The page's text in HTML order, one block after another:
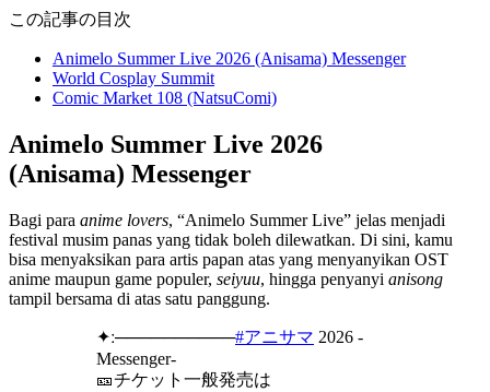
この記事の目次
Animelo Summer Live 2026 (Anisama) Messenger
World Cosplay Summit
Comic Market 108 (NatsuComi)
Animelo Summer Live 2026
(Anisama) Messenger
Bagi para anime lovers, “Animelo Summer Live” jelas menjadi
festival musim panas yang tidak boleh dilewatkan. Di sini, kamu
bisa menyaksikan para artis papan atas yang menyanyikan OST
anime maupun game populer, seiyuu, hingga penyanyi anisong
tampil bersama di atas satu panggung.
✦ː──────────#アニサマ 2026 -
Messenger-
🎫チケット一般発売は